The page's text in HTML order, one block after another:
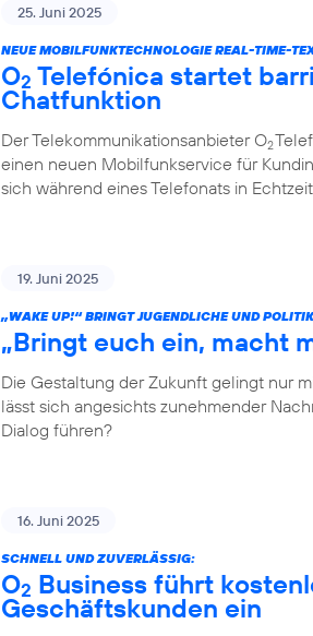
25. Juni 2025
NEUE MOBILFUNKTECHNOLOGIE REAL-TIME-
O2 Telefónica startet
Chatfunktion
Der Telekommunikationsanbieter O2
einen neuen Mobilfunkservice für
sich während eines Telefonats in
19. Juni 2025
„WAKE UP!“ BRINGT JUGENDLICHE UND
„Bringt euch ein, macht
Die Gestaltung der Zukunft gelingt nur
lässt sich angesichts zunehmender
Dialog führen?
16. Juni 2025
SCHNELL UND ZUVERLÄSSIG:
O2 Business führt
Geschäftskunden ein